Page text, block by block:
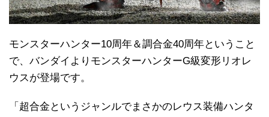
モンスターハンター10周年＆調合金40周年ということ
で、バンダイよりモンスターハンターG級変形リオレ
ウスが登場です。
「超合金というジャンルでまさかのレウス装備ハンタ